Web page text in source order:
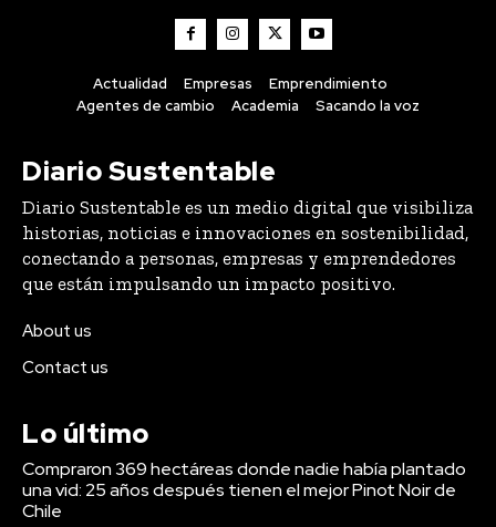
Actualidad Empresas
Emprendimiento
Agentes de cambio
Academia Sacando la voz
Diario Sustentable
Diario Sustentable es un medio digital que visibiliza
historias, noticias e innovaciones en sostenibilidad,
conectando a personas, empresas y emprendedores
que están impulsando un impacto positivo.
About us
Contact us
Lo último
Compraron 369 hectáreas donde nadie había plantado
una vid: 25 años después tienen el mejor Pinot Noir de
Chile